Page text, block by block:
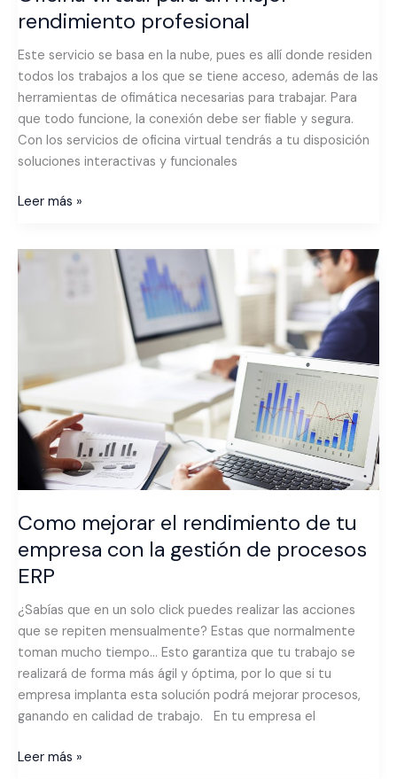
rendimiento profesional
Este servicio se basa en la nube, pues es allí donde residen
todos los trabajos a los que se tiene acceso, además de las
herramientas de ofimática necesarias para trabajar. Para
que todo funcione, la conexión debe ser fiable y segura.
Con los servicios de oficina virtual tendrás a tu disposición
soluciones interactivas y funcionales
Leer más »
Como mejorar el rendimiento de tu
empresa con la gestión de procesos
ERP
¿Sabías que en un solo click puedes realizar las acciones
que se repiten mensualmente? Estas que normalmente
toman mucho tiempo… Esto garantiza que tu trabajo se
realizará de forma más ágil y óptima, por lo que si tu
empresa implanta esta solución podrá mejorar procesos,
ganando en calidad de trabajo. En tu empresa el
Como
empresa
con
la
gestión
procesos
ERP
Leer más »